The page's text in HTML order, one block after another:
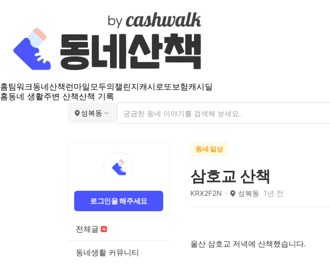
홈팀워크동네산책 런마일모두의챌린지캐시로또보험캐시딜
홈동네 생활주변 산책산책 기록
성복동
로그인을 해주세요
전체글
동네생활 커뮤니티
동네 일상
삼호교 산책
KRX2F2N 성복동 1년 전
울산 삼호교 저녁에 산책했습니다.